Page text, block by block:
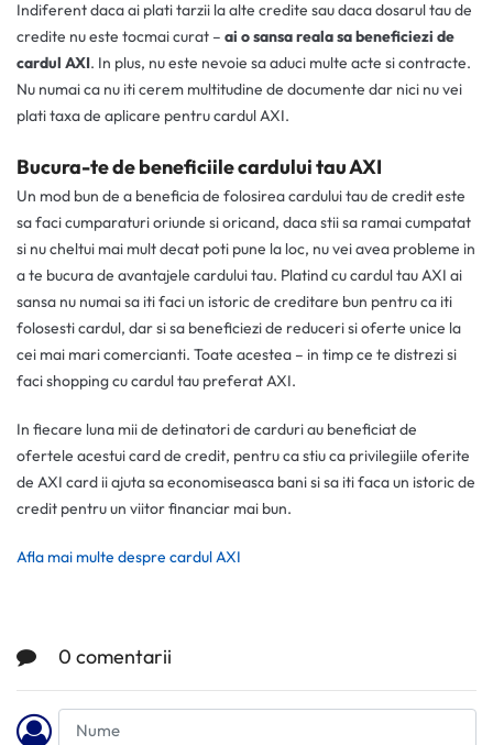
Indiferent daca ai plati tarzii la alte credite sau daca dosarul tau de
credite nu este tocmai curat – ai o sansa reala sa beneficiezi de
cardul AXI. In plus, nu este nevoie sa aduci multe acte si contracte.
Nu numai ca nu iti cerem multitudine de documente dar nici nu vei
plati taxa de aplicare pentru cardul AXI.
Bucura-te de beneficiile cardului tau AXI
Un mod bun de a beneficia de folosirea cardului tau de credit este
sa faci cumparaturi oriunde si oricand, daca stii sa ramai cumpatat
si nu cheltui mai mult decat poti pune la loc, nu vei avea probleme in
a te bucura de avantajele cardului tau. Platind cu cardul tau AXI ai
sansa nu numai sa iti faci un istoric de creditare bun pentru ca iti
folosesti cardul, dar si sa beneficiezi de reduceri si oferte unice la
cei mai mari comercianti. Toate acestea – in timp ce te distrezi si
faci shopping cu cardul tau preferat AXI.
In fiecare luna mii de detinatori de carduri au beneficiat de
ofertele acestui card de credit, pentru ca stiu ca privilegiile oferite
de AXI card ii ajuta sa economiseasca bani si sa iti faca un istoric de
credit pentru un viitor financiar mai bun.
Afla mai multe despre cardul AXI
0 comentarii